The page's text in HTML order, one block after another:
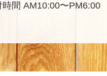
時間 AM10:00〜PM6:00